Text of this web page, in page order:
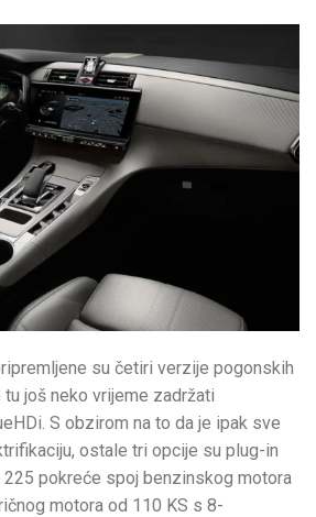
su četiri verzije pogonskih
još neko vrijeme zadržati
S obzirom na to da je ipak sve
ostale tri opcije su plug-in
225 pokreće spoj benzinskog motora
motora od 110 KS s 8-